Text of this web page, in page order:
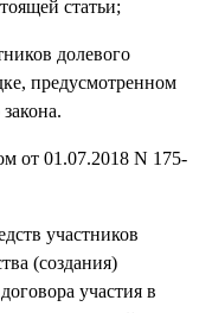
статьи;
долевого
предусмотренном
от 01.07.2018 N 175-
участников
(создания)
участия в